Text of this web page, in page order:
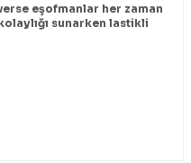
eşofmanlar her zaman
sunarken lastikli